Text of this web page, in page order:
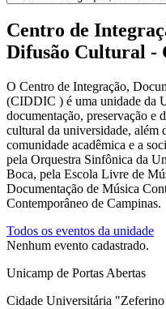
Centro de
Difusão Cultural -
O Centro de Integração,
(CIDDIC ) é uma unidade da
documentação, preservação e
cultural da universidade, além
comunidade acadêmica e a
pela Orquestra Sinfônica da
Boca, pela Escola Livre de
Documentação de Música
Contemporâneo de Campinas.
Todos os eventos da unidade
Nenhum evento cadastrado.
Unicamp de Portas Abertas
Cidade Universitária